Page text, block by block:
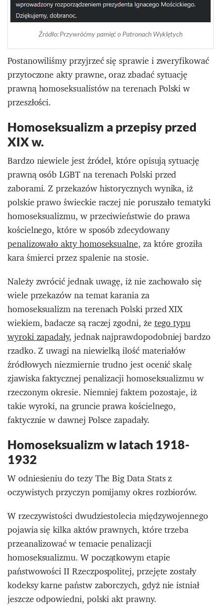
Źródło: Przywróćmy pamięć o Patronach Wyklętych
Postanowiliśmy przyjrzeć się sprawie i zweryfikować
przytoczone akty prawne, oraz zbadać sytuację
prawną homoseksualistów na terenach Polski w
przeszłości.
Homoseksualizm a przepisy przed
XIX w.
Bardzo niewiele jest źródeł, które opisują sytuację
prawną osób LGBT na terenach Polski przed
zaborami. Z przekazów historycznych wynika, iż
polskie prawo świeckie raczej nie poruszało tematyki
homoseksualizmu, w przeciwieństwie do prawa
kościelnego, które w sposób zdecydowany
penalizowało akty homoseksualne, za które groziła
kara śmierci przez spalenie na stosie.
Należy zwrócić jednak uwagę, iż nie zachowało się
wiele przekazów na temat karania za
homoseksualizm na terenach Polski przed XIX
wiekiem, badacze są raczej zgodni, żetego typu
wyroki zapadały, jednak najprawdopodobniej bardzo
rzadko. Z uwagi na niewielką ilość materiałów
źródłowych niezmiernie trudno jest ocenić skalę
zjawiska faktycznej penalizacji homoseksualizmu w
rzeczonym okresie. Niemniej faktem pozostaje, iż
takie wyroki, na gruncie prawa kościelnego,
faktycznie w dawnej Polsce zapadały.
Homoseksualizm w latach 1918-
1932
W odniesieniu do tezy The Big Data Stats z
oczywistych przyczyn pomijamy okres rozbiorów.
W rzeczywistości dwudziestolecia międzywojennego
pojawia się kilka aktów prawnych, które trzeba
przeanalizować w temacie penalizacji
homoseksualizmu. W początkowym etapie
państwowości II Rzeczpospolitej, przejęte zostały
kodeksy karne państw zaborczych, gdyż nie istniał
jeszcze odpowiedni, polski akt prawny.